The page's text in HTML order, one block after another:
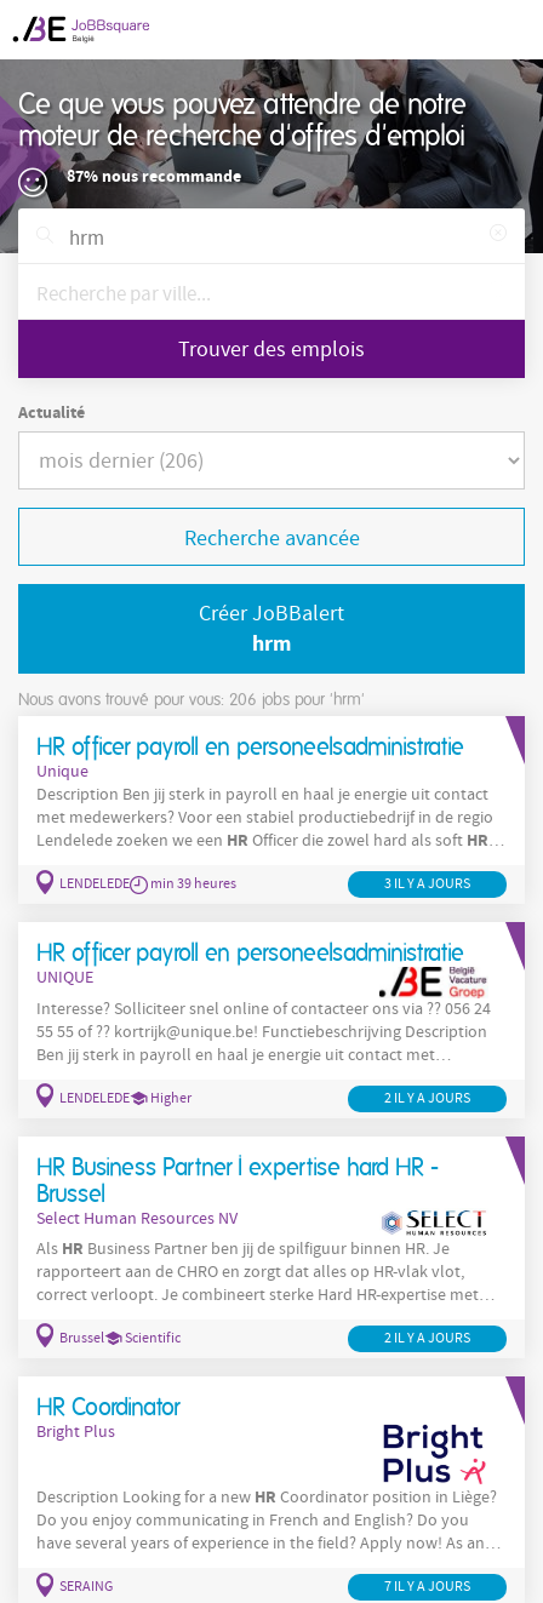
Ce que vous pouvez attendre de notre
moteur de recherche d'offres d'emploi
87% nous recommande
Trouver des emplois
Actualité
Recherche avancée
Créer JoBBalert
hrm
Nous avons trouvé pour vous: 206 jobs pour 'hrm'
HR officer payroll en personeelsadministratie
Unique
Description Ben jij sterk in payroll en haal je energie uit contact
met medewerkers? Voor een stabiel productiebedrijf in de regio
Lendelede zoeken we een HR Officer die zowel hard als soft HR
afwisseling en verantwoordelijkheid. Wat ga je doen? Je bent een
LENDELEDE min 39 heures 3 IL Y A JOURS
HR officer payroll en personeelsadministratie
UNIQUE
Interesse? Solliciteer snel online of contacteer ons via ?? 056 24
55 55 of ?? kortrijk@unique.be! Functiebeschrijving Description
Ben jij sterk in payroll en haal je energie uit contact met
medewerkers? Voor een stabiel productiebedrijf in de regio
Lendelede zoeken we een
Officer die zowel hard als softHR
vaste
LENDELEDE Higher 2 IL Y A JOURS
HR Business Partner I expertise hard HR -
Brussel
Select Human Resources NV
Als HR Business Partner ben jij de spilfiguur binnen HR. Je
rapporteert aan de CHRO en zorgt dat alles op HR-vlak vlot,
correct verloopt. Je combineert sterke Hard HR-expertise met
een pragmatische en mensgerichte aanpak. Je bent een
betrouwbare partner voor management én medewerkers. Jouw
Worx) Je beheert contracten,
Brussel Scientific 2 IL Y A JOURS
HR Coordinator
Bright Plus
Description Looking for a new HR Coordinator position in Liège?
Do you enjoy communicating in French and English? Do you
have several years of experience in the field? Apply now! As an
HR
handleHR administrative tasks and support employees with
SERAING 7 IL Y A JOURS